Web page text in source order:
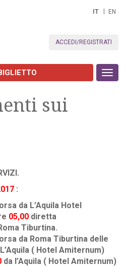
ACCEDI/REGISTRATI
IT EN
sui
:
da L’Aquila Hotel
05,00 diretta
Tiburtina.
da Roma Tiburtina delle
( Hotel Amiternum)
da l’Aquila ( Hotel Amiternum)